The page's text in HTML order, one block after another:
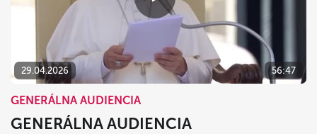
29.04.2026 56:47
GENERÁLNA AUDIENCIA
GENERÁLNA AUDIENCIA